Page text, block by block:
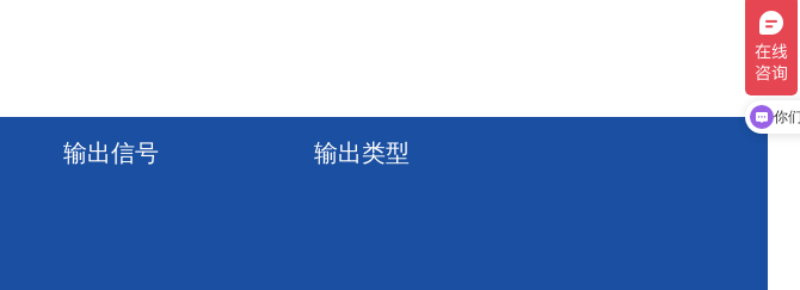
输出信号 输出类型
你